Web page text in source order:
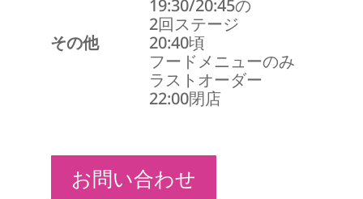
その他
19:30/20:45の
2回ステージ
20:40頃
フードメニューのみ
ラストオーダー
22:00閉店
お問い合わせ